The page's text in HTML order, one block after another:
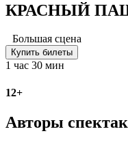
КРАСНЫЙ
Большая сцена
Купить билеты
1 час 30 мин
12+
Авторы